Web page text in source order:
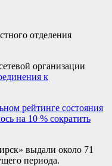
отделения
организации
к
рейтинге состояния
на 10 % сократить
выдали около 71
периода.